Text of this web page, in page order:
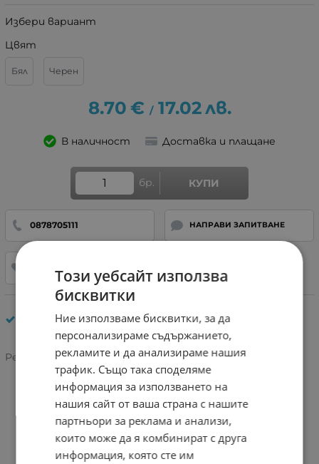
Избери вариант
Цвят
Бял Черен
8.70 € / 17.02лв.
В наличност Доставка и плащане
бр. КУПИ
0878705111 НАПРАВИ ЗАПИТВАНЕ
Калъфи универсални за таблети и телефони и за
Рейтинг:
Този уебсайт използва
бисквитки
Ние използваме бисквитки, за да
персонализираме съдържанието,
рекламите и да анализираме нашия
трафик. Също така споделяме
информация за използването на
нашия сайт от ваша страна с нашите
партньори за реклама и анализи,
които може да я комбинират с друга
информация, която сте им